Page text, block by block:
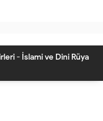
- İslami ve Dini Rüya